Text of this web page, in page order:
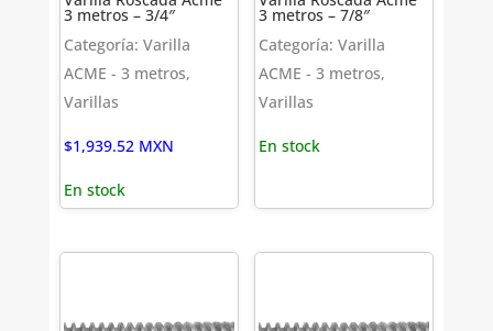
3 metros – 3/4″
Categoría: Varilla
ACME - 3 metros,
Varillas
$1,939.52 MXN
En stock
3 metros – 7/8″
Categoría: Varilla
ACME - 3 metros,
Varillas
En stock